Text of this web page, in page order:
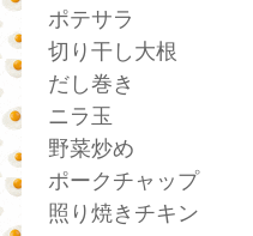
ポテサラ
切り干し大根
だし巻き
ニラ玉
野菜炒め
ポークチャップ
照り焼きチキン